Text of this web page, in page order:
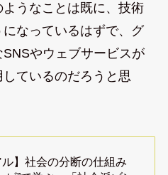
うなことは既に、技術
なっているはずで、グ
やウェブサービスが
ているのだろうと思
ル】社会の分断の仕組み